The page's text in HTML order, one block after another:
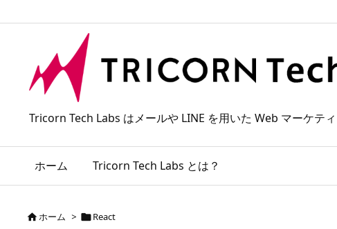
Tricorn Tech Labs はメールや LINE を用いた Web マーケテ
ホーム Tricorn Tech Labs とは？
ホーム > React